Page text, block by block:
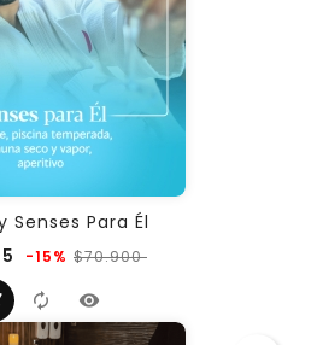
Senses Para Él
Precio
-15% $70.900Precio